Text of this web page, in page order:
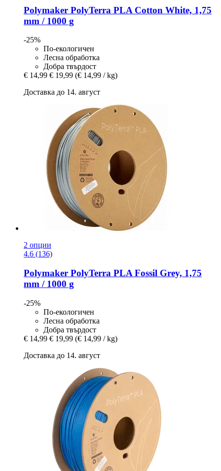
Polymaker PolyTerra PLA Cotton White, 1,75
mm / 1000 g
-25%
По-екологичен
Лесна обработка
Добра твърдост
€ 14,99 € 19,99 (€ 14,99 / kg)
Доставка до 14. август
2 опции
4.6 (136)
Polymaker PolyTerra PLA Fossil Grey, 1,75
mm / 1000 g
-25%
По-екологичен
Лесна обработка
Добра твърдост
€ 14,99 € 19,99 (€ 14,99 / kg)
Доставка до 14. август